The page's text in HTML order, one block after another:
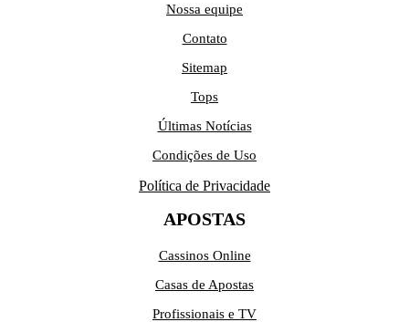
Nossa equipe
Contato
Sitemap
Tops
Últimas Notícias
Condições de Uso
Política de Privacidade
APOSTAS
Cassinos Online
Casas de Apostas
Profissionais e TV